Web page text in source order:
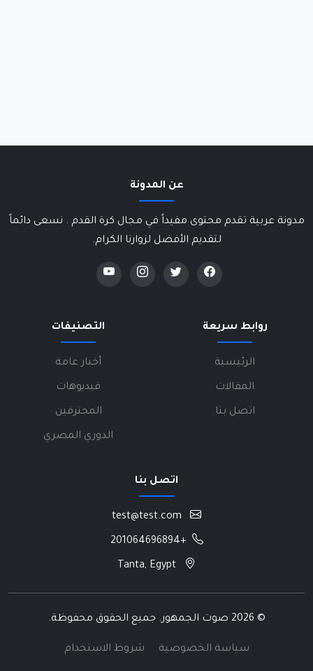
عن المدونة
مدونة عربية تقدم محتوى مفيداً في مجال كرة القدم . نسعى دائماً
لتقديم الأفضل لزوارنا الكرام.
روابط سريعة
الرئيسية
المقالات
اتصل بنا
التصنيفات
أخبار عامة
فيديوهات
المحترفين
الدوري المصري
اتصل بنا
+201064696894
© 2026 صوت الجمهور. جميع الحقوق محفوظة.
سياسة الخصوصية شروط الاستخدام